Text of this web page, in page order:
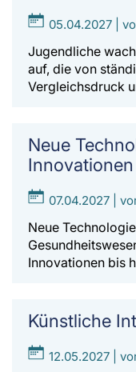
05.04.2027 |
Jugendliche
auf, die von
Vergleichsdruck
Neue
07.04.2027 |
Neue
Innovationen bis
Künstliche
12.05.2027 |